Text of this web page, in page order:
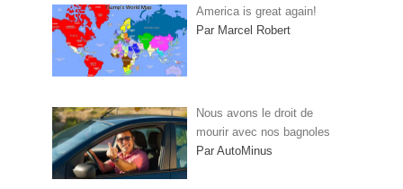
America is great again!
Par Marcel Robert
Nous avons le droit de
mourir avec nos bagnoles
Par AutoMinus